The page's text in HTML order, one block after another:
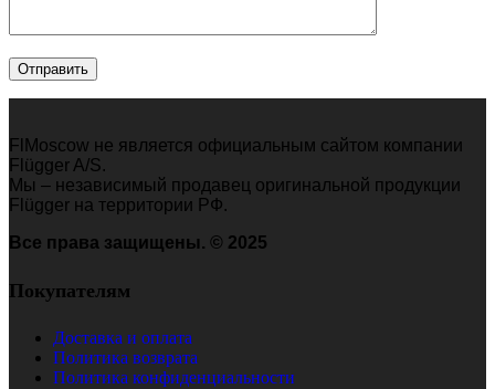
FlMoscow не является официальным сайтом компании
Flügger A/S.
Мы – независимый продавец оригинальной продукции
Flügger на территории РФ.
Все права защищены. © 2025
Покупателям
Доставка и оплата
Политика возврата
Политика конфиденциальности